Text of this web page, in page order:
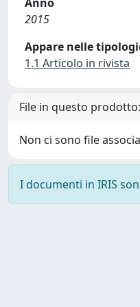
2015
Appare nelle
1.1 Articolo in rivista
File in questo prodotto:
Non ci sono file
I documenti in IRIS